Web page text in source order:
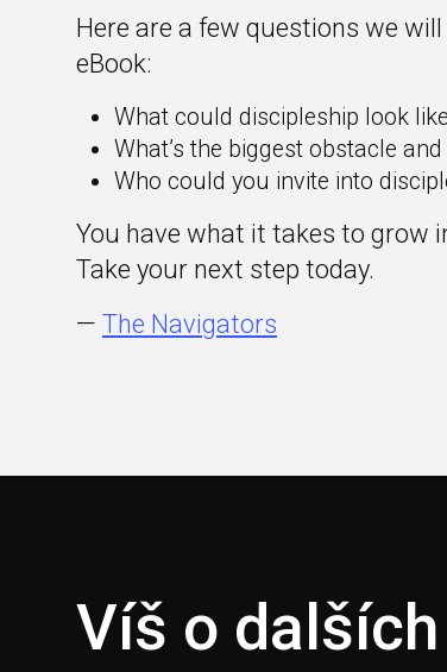
Here are a few questions we
eBook:
What could discipleship look
What’s the biggest obstacle
Who could you invite into
You have what it takes to grow
Take your next step today.
— The Navigators
Víš o